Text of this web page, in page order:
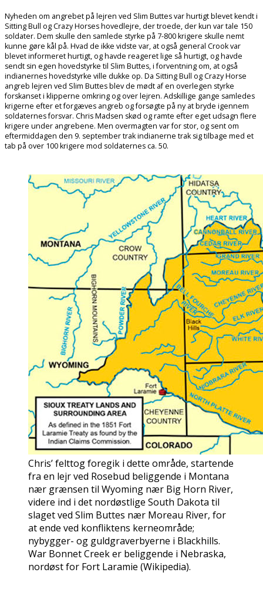
Nyheden om angrebet på lejren ved Slim Buttes var hurtigt blevet kendt i
Sitting Bull og Crazy Horses hovedlejre, der troede, der kun var tale 150
soldater. Dem skulle den samlede styrke på 7-800 krigere skulle nemt
kunne gøre kål på. Hvad de ikke vidste var, at også general Crook var
blevet informeret hurtigt, og havde reageret lige så hurtigt, og havde
sendt sin egen hovedstyrke til Slim Buttes, i forventning om, at også
indianernes hovedstyrke ville dukke op. Da Sitting Bull og Crazy Horse
angreb lejren ved Slim Buttes blev de mødt af en overlegen styrke
forskanset i klipperne omkring og over lejren. Adskillige gange samledes
krigerne efter et forgæves angreb og forsøgte på ny at bryde igennem
soldaternes forsvar. Chris Madsen skød og ramte efter eget udsagn flere
krigere under angrebene. Men overmagten var for stor, og sent om
eftermiddagen den 9. september trak indianerne trak sig tilbage med et
tab på over 100 krigere mod soldaternes ca. 50.
Chris’ felttog foregik i dette område, startende
fra en lejr ved Rosebud beliggende i Montana
nær grænsen til Wyoming nær Big Horn River,
videre ind i det nordøstlige South Dakota til
slaget ved Slim Buttes nær Moreau River, for
at ende ved konfliktens kerneområde;
nybygger- og guldgraverbyerne i Blackhills.
War Bonnet Creek er beliggende i Nebraska,
nordøst for Fort Laramie (Wikipedia).